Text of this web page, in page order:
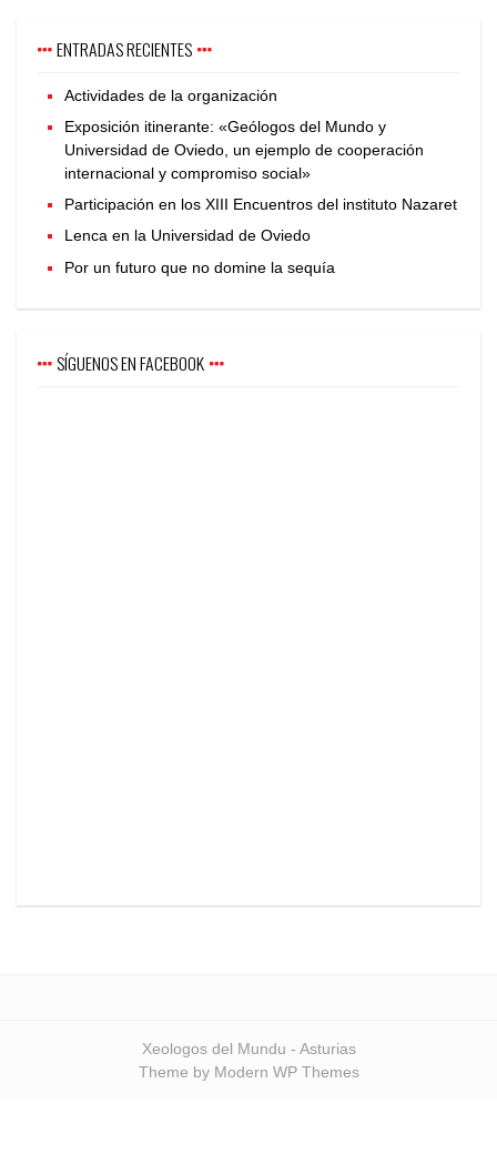
ENTRADAS RECIENTES
Actividades de la organización
Exposición itinerante: «Geólogos del Mundo y
Universidad de Oviedo, un ejemplo de cooperación
internacional y compromiso social»
Participación en los XIII Encuentros del instituto Nazaret
Lenca en la Universidad de Oviedo
Por un futuro que no domine la sequía
SÍGUENOS EN FACEBOOK
Xeologos del Mundu - Asturias
Theme by Modern WP Themes